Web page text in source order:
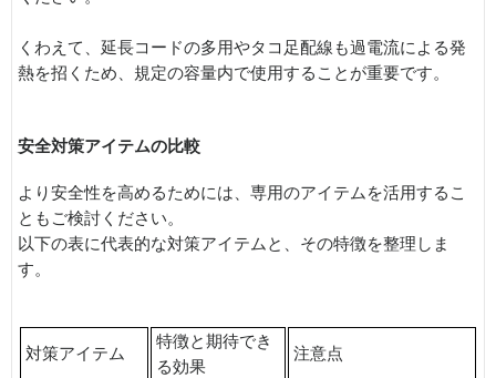
くわえて、延長コードの多用やタコ足配線も過電流による発
熱を招くため、規定の容量内で使用することが重要です。
安全対策アイテムの比較
より安全性を高めるためには、専用のアイテムを活用するこ
ともご検討ください。
以下の表に代表的な対策アイテムと、その特徴を整理しま
す。
対策アイテム
特徴と期待でき
る効果
注意点